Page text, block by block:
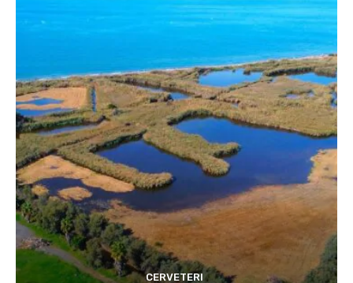
CERVETERI